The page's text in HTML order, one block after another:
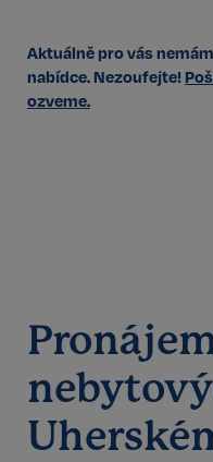
Aktuálně pro vás
nabídce. Nezoufejte!
ozveme.